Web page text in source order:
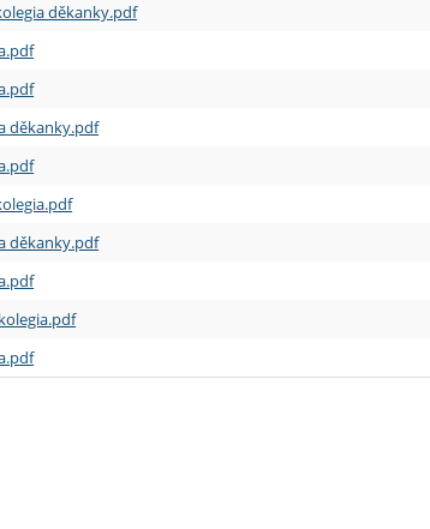
děkanky.pdf
děkanky.pdf
děkanky.pdf